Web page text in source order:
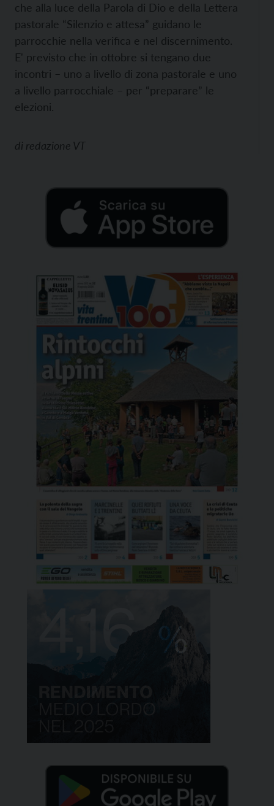
che alla luce della Parola di Dio e della Lettera
pastorale “Silenzio e attesa” guidano le
parrocchie nella verifica e nel discernimento.
E' previsto che in ottobre si tengano due
incontri – uno a livello di zona pastorale e uno
a livello parrocchiale – per “preparare” le
elezioni.
di redazione VT